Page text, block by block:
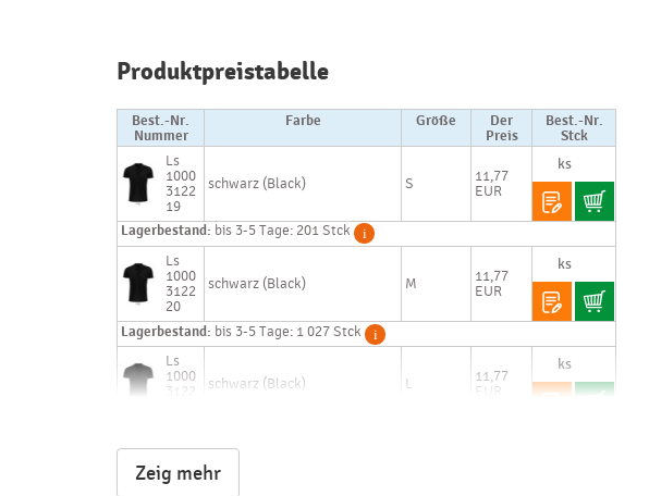
nákupe
predmetov
potlač na
premedy?
Ako si vybrať
predmet?
Text...
Produktpreistabelle
Best.-Nr.
Nummer
Farbe Größe
Der
Preis
Best.-Nr.
Stck
Ls
1000
3122
19
schwarz (Black) S
11,77
EUR
Lagerbestand: bis 3-5 Tage: 201 Stck
Ls
1000
3122
20
schwarz (Black) M
11,77
EUR
Lagerbestand: bis 3-5 Tage: 1 027 Stck
Ls
1000
3122
schwarz (Black) L
11,77
EUR
Zeig mehr